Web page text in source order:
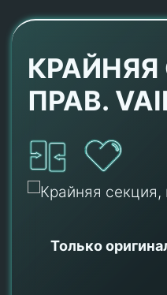
КРАЙНЯЯ
ПРАВ.
Только